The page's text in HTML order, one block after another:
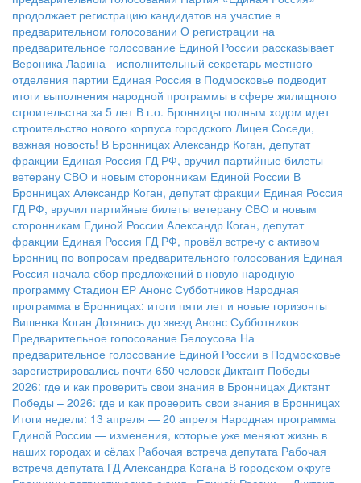
продолжает регистрацию кандидатов на участие в
предварительном голосовании О регистрации на
предварительное голосование Единой России рассказывает
Вероника Ларина - исполнительный секретарь местного
отделения партии Единая Россия в Подмосковье подводит
итоги выполнения народной программы в сфере жилищного
строительства за 5 лет В г.о. Бронницы полным ходом идет
строительство нового корпуса городского Лицея Соседи,
важная новость! В Бронницах Александр Коган, депутат
фракции Единая Россия ГД РФ, вручил партийные билеты
ветерану СВО и новым сторонникам Единой России В
Бронницах Александр Коган, депутат фракции Единая Россия
ГД РФ, вручил партийные билеты ветерану СВО и новым
сторонникам Единой России Александр Коган, депутат
фракции Единая Россия ГД РФ, провёл встречу с активом
Бронниц по вопросам предварительного голосования Единая
Россия начала сбор предложений в новую народную
программу Стадион ЕР Анонс Субботников Народная
программа в Бронницах: итоги пяти лет и новые горизонты
Вишенка Коган Дотянись до звезд Анонс Субботников
Предварительное голосование Белоусова На
предварительное голосование Единой России в Подмосковье
зарегистрировались почти 650 человек Диктант Победы –
2026: где и как проверить свои знания в Бронницах Диктант
Победы – 2026: где и как проверить свои знания в Бронницах
Итоги недели: 13 апреля — 20 апреля Народная программа
Единой России — изменения, которые уже меняют жизнь в
наших городах и сёлах Рабочая встреча депутата Рабочая
встреча депутата ГД Александра Когана В городском округе